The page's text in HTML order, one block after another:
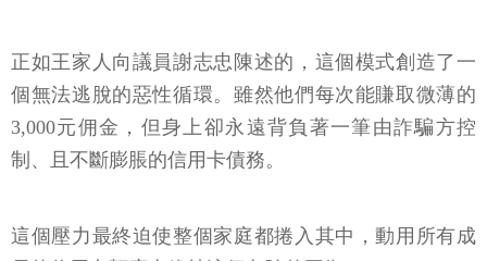
正如王家人向議員謝志忠陳述的，這個模式創造了一
個無法逃脫的惡性循環。雖然他們每次能賺取微薄的
3,000元佣金，但身上卻永遠背負著一筆由詐騙方控
制、且不斷膨脹的信用卡債務。
這個壓力最終迫使整個家庭都捲入其中，動用所有成